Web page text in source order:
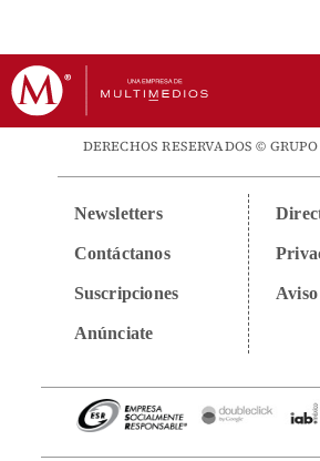
DERECHOS RESERVADOS ©
Newsletters
Contáctanos
Suscripciones
Anúnciate